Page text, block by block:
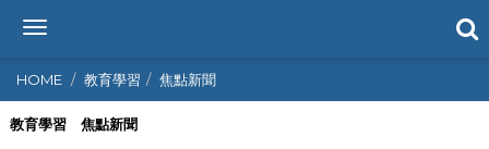
T
g
g
l
HOME 教育學習 焦點新聞
教育學習 焦點新聞